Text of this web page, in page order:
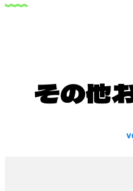
その他